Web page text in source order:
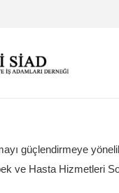
güçlendirmeye
ve Hasta Hizmetleri